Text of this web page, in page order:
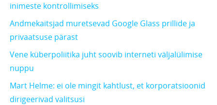
inimeste kontrollimiseks
Andmekaitsjad muretsevad Google Glass prillide ja
privaatsuse pärast
Vene küberpoliitika juht soovib interneti väljalülimise
nuppu
Mart Helme: ei ole mingit kahtlust, et korporatsioonid
dirigeerivad valitsusi